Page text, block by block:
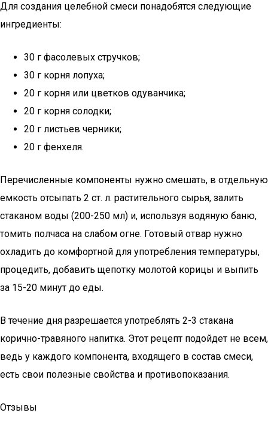
Для создания целебной смеси понадобятся следующие
ингредиенты:
30 г фасолевых стручков;
30 г корня лопуха;
20 г корня или цветков одуванчика;
20 г корня солодки;
20 г листьев черники;
20 г фенхеля.
Перечисленные компоненты нужно смешать, в отдельную
емкость отсыпать 2 ст. л. растительного сырья, залить
стаканом воды (200-250 мл) и, используя водяную баню,
томить полчаса на слабом огне. Готовый отвар нужно
охладить до комфортной для употребления температуры,
процедить, добавить щепотку молотой корицы и выпить
за 15-20 минут до еды.
В течение дня разрешается употреблять 2-3 стакана
корично-травяного напитка. Этот рецепт подойдет не всем,
ведь у каждого компонента, входящего в состав смеси,
есть свои полезные свойства и противопоказания.
Отзывы